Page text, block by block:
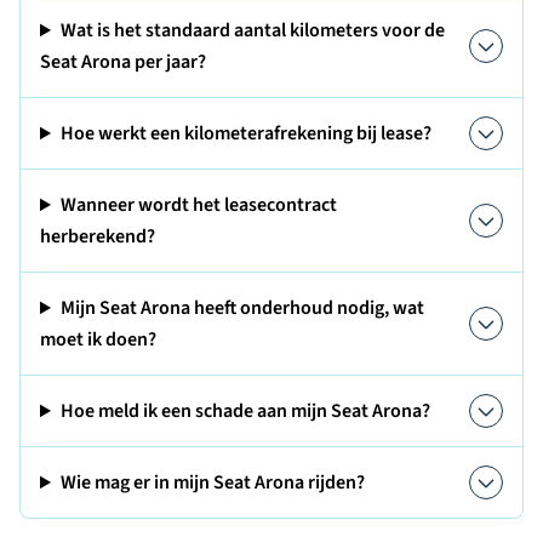
Wat is het standaard aantal kilometers voor de
Seat Arona per jaar?
Hoe werkt een kilometerafrekening bij lease?
Wanneer wordt het leasecontract
herberekend?
Mijn Seat Arona heeft onderhoud nodig, wat
moet ik doen?
Hoe meld ik een schade aan mijn Seat Arona?
Wie mag er in mijn Seat Arona rijden?